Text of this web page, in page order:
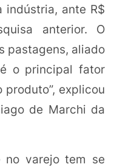
ante R$
anterior. O
pastagens, aliado
o principal fator
explicou
de Marchi da
no varejo tem se